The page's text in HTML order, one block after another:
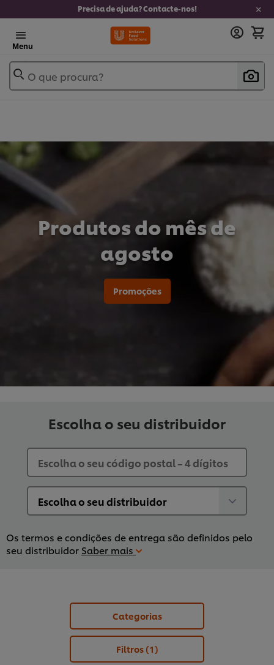
Precisa de ajuda? Contacte-nos!
Menu
O que procura?
Produtos do mês de
agosto
Promoções
Escolha o seu distribuidor
Os termos e condições de entrega são definidos pelo
seu distribuidor Saber mais
Categorias
Filtros (1)